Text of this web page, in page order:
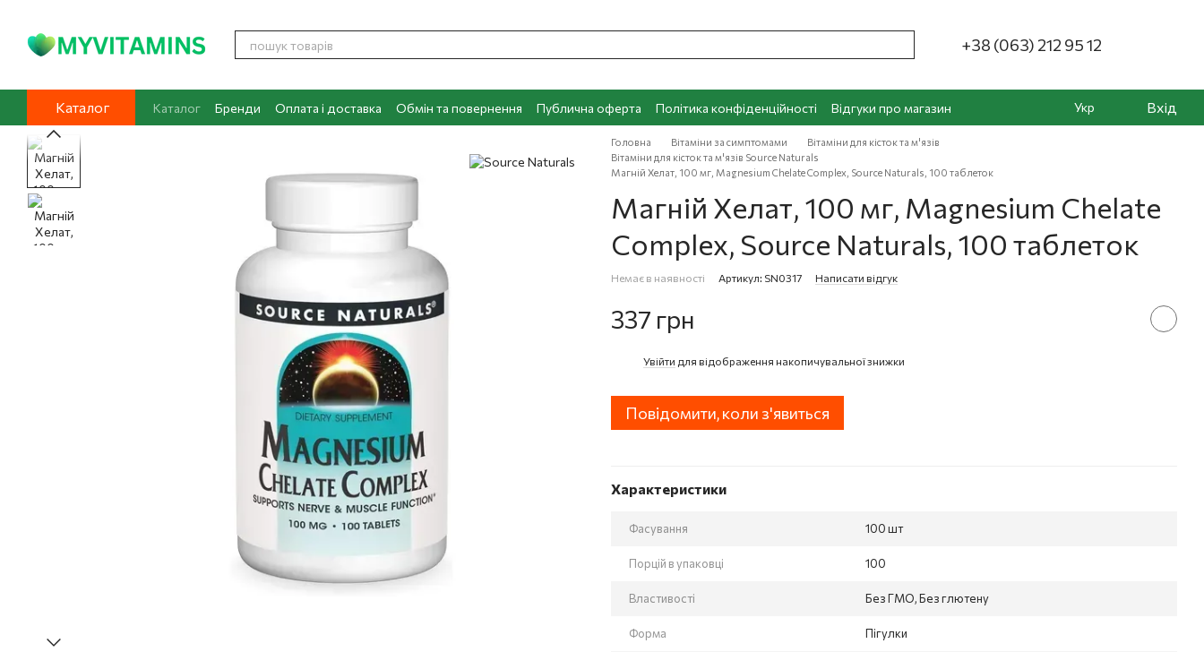
+38 (063) 212 95 12
Каталог Каталог Бренди Оплата і доставка Обмін та повернення Публична оферта Політика конфіденційності
Відгуки про магазин
Контакти
Про нас Блог
Укр Вхід
Головна Вітаміни за симптомами
Вітаміни для кісток та м'язів
Вітаміни для кісток та м'язів Source Naturals
Магній Хелат, 100 мг, Magnesium Chelate Complex, Source Naturals, 100 таблеток
Магній Хелат, 100 мг, Magnesium Chelate
Complex, Source Naturals, 100 таблеток
Немає в наявності Артикул: SN0317 Написати відгук
337 грн
Увійти для відображення накопичувальної знижки
Повідомити, коли з'явиться
Характеристики
Фасування 100 шт
Порцій в упаковці 100
Властивості Без ГМО, Без глютену
Форма Пігулки